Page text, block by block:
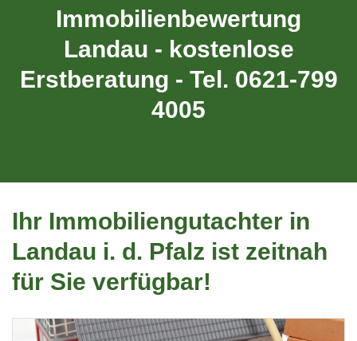
Immobilienbewertung
Landau - kostenlose
Erstberatung - Tel. 0621-799
4005
Ihr Immobiliengutachter in
Landau i. d. Pfalz ist zeitnah
für Sie verfügbar!